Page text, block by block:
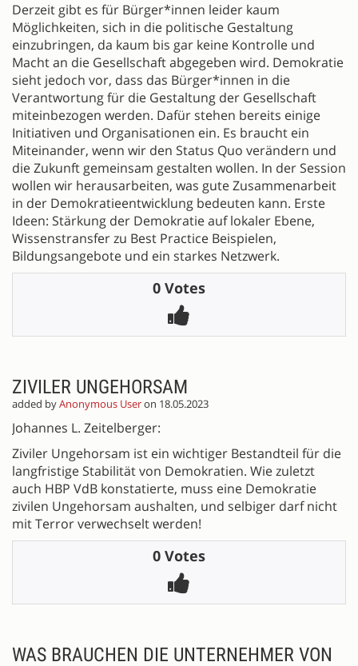
Derzeit gibt es für Bürger*innen leider kaum
Möglichkeiten, sich in die politische Gestaltung
einzubringen, da kaum bis gar keine Kontrolle und
Macht an die Gesellschaft abgegeben wird. Demokratie
sieht jedoch vor, dass das Bürger*innen in die
Verantwortung für die Gestaltung der Gesellschaft
miteinbezogen werden. Dafür stehen bereits einige
Initiativen und Organisationen ein. Es braucht ein
Miteinander, wenn wir den Status Quo verändern und
die Zukunft gemeinsam gestalten wollen. In der Session
wollen wir herausarbeiten, was gute Zusammenarbeit
in der Demokratieentwicklung bedeuten kann. Erste
Ideen: Stärkung der Demokratie auf lokaler Ebene,
Wissenstransfer zu Best Practice Beispielen,
Bildungsangebote und ein starkes Netzwerk.
0 Votes
ZIVILER UNGEHORSAM
added byAnonymous Useron 18.05.2023
Johannes L. Zeitelberger:
Ziviler Ungehorsam ist ein wichtiger Bestandteil für die
langfristige Stabilität von Demokratien. Wie zuletzt
auch HBP VdB konstatierte, muss eine Demokratie
zivilen Ungehorsam aushalten, und selbiger darf nicht
mit Terror verwechselt werden!
0 Votes
WAS BRAUCHEN DIE UNTERNEHMER VON